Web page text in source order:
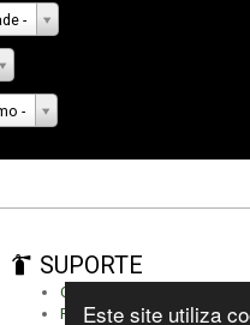
Este site utiliza
-
-
SUPORTE
Criar conta
Fazer autenticação